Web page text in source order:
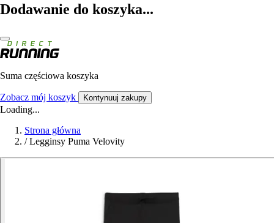
Dodawanie do koszyka...
Suma częściowa koszyka
Zobacz mój koszyk Kontynuuj zakupy
Loading...
Strona główna
/ Legginsy Puma Velovity